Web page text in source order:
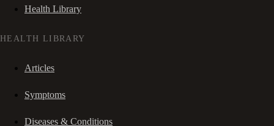
Health Library
HEALTH LIBRARY
Articles
Symptoms
Diseases & Conditions